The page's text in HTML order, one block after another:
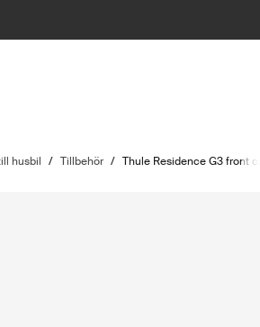
husbil / Tillbehör / Thule Residence G3 front